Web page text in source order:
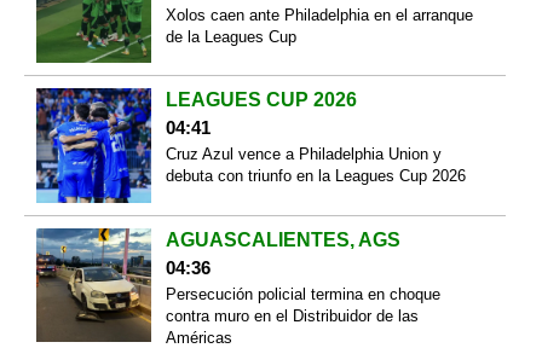
Xolos caen ante Philadelphia en el arranque
de la Leagues Cup
LEAGUES CUP 2026
04:41
Cruz Azul vence a Philadelphia Union y
debuta con triunfo en la Leagues Cup 2026
AGUASCALIENTES, AGS
04:36
Persecución policial termina en choque
contra muro en el Distribuidor de las
Américas